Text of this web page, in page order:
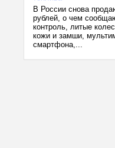
В России снова
рублей, о чем
контроль, литые
кожи и замши,
смартфона,...